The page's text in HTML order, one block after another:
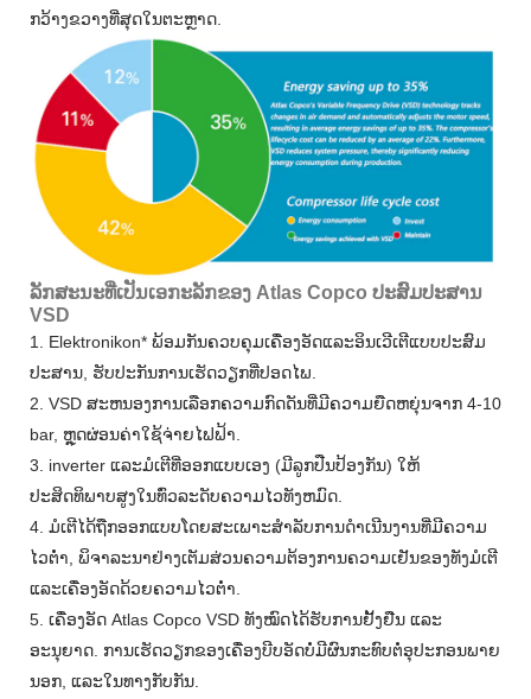
ກວ້າງຂວາງທີ່ສຸດໃນຕະຫຼາດ.
ລັກສະນະທີ່ເປັນເອກະລັກຂອງ Atlas Copco ປະສົມປະສານ
VSD
1. Elektronikon* ພ້ອມກັນຄວບຄຸມເຄື່ອງອັດແລະອິນເວີເຕີແບບປະສົມ
ປະສານ, ຮັບປະກັນການເຮັດວຽກທີ່ປອດໄພ.
2. VSD ສະຫນອງການເລືອກຄວາມກົດດັນທີ່ມີຄວາມຍືດຫຍຸ່ນຈາກ 4-10
bar, ຫຼຸດຜ່ອນຄ່າໃຊ້ຈ່າຍໄຟຟ້າ.
3. inverter ແລະມໍເຕີທີ່ອອກແບບເອງ (ມີລູກປືນປ້ອງກັນ) ໃຫ້
ປະສິດທິພາບສູງໃນທົ່ວລະດັບຄວາມໄວທັງຫມົດ.
4. ມໍເຕີໄດ້ຖືກອອກແບບໂດຍສະເພາະສໍາລັບການດໍາເນີນງານທີ່ມີຄວາມ
ໄວຕ່ໍາ, ພິຈາລະນາຢ່າງເຕັມສ່ວນຄວາມຕ້ອງການຄວາມເຢັນຂອງທັງມໍເຕີ
ແລະເຄື່ອງອັດດ້ວຍຄວາມໄວຕ່ໍາ.
5. ເຄື່ອງອັດ Atlas Copco VSD ທັງໝົດໄດ້ຮັບການຢັ້ງຢືນ ແລະ
ອະນຸຍາດ. ການເຮັດວຽກຂອງເຄື່ອງບີບອັດບໍ່ມີຜົນກະທົບຕໍ່ອຸປະກອນພາຍ
ນອກ, ແລະໃນທາງກັບກັນ.